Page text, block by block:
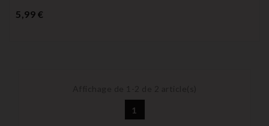
5,99 €
1